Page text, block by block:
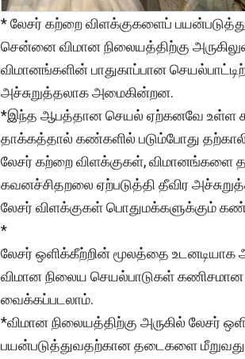
* லேசர் கற்றை விளக்குகளைப்
சென்னை விமான நிலையத்திற்கு
விமானங்களின் பாதுகாப்பான
அச்சுறுத்தலாக அமைகின்றன.
*இந்த ஆபத்தான செயல் ஏற்கனவே உள்ள
தாக்கத்தால் கண்களில் படும்போது
லேசர் கற்றை விளக்குகள், விமானங்களை
கவனச்சிதறலை ஏற்படுத்தி தீவிர
லேசர் விளக்குகள் பொதுமக்களுக்கும்
*
லேசர் ஒளிக்கீற்றின் மூலத்தை
விமான நிலைய செயல்பாடுகள் கணிசமான
வைக்கப்படலாம்.
*விமான நிலையத்திற்கு அருகில் லேசர்
பயன்படுத்துவதற்கான தடைகளை மீறுவது,